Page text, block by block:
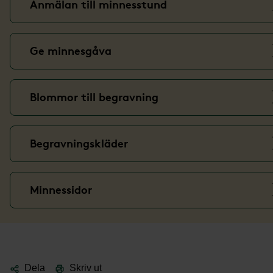
Anmälan till minnesstund
Ge minnesgåva
Blommor till begravning
Begravningskläder
Minnessidor
Dela Skriv ut